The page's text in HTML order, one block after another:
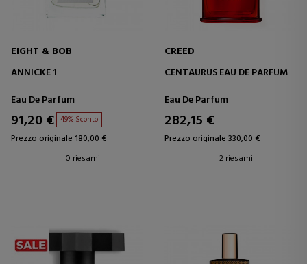
EIGHT & BOB
ANNICKE 1
Eau De Parfum
91,20 € 49% Sconto
Prezzo originale 180,00 €
0 riesami
CREED
CENTAURUS EAU DE PARFUM
Eau De Parfum
282,15 €
Prezzo originale 330,00 €
2 riesami